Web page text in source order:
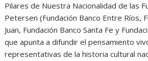
Pilares de Nuestra Nacionalidad de las
Petersen (Fundación Banco Entre Ríos,
Juan, Fundación Banco Santa Fe y
que apunta a difundir el pensamiento
representativas de la historia cultural